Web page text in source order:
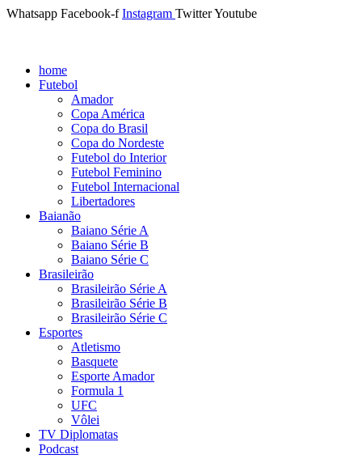
Whatsapp Facebook-f Instagram TwitterYoutube
home
Futebol
Amador
Copa América
Copa do Brasil
Copa do Nordeste
Futebol do Interior
Futebol Feminino
Futebol Internacional
Libertadores
Baianão
Baiano Série A
Baiano Série B
Baiano Série C
Brasileirão
Brasileirão Série A
Brasileirão Série B
Brasileirão Série C
Esportes
Atletismo
Basquete
Esporte Amador
Formula 1
UFC
Vôlei
TV Diplomatas
Podcast